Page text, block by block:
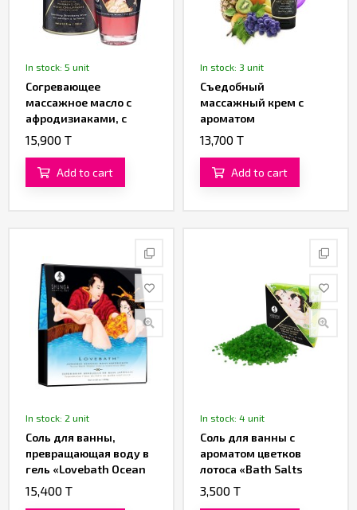
In stock: 5 unit
Согревающее
массажное масло с
афродизиаками, c
ароматом клубничного
вина от «SHUNGA» (100
ML)
15,900 T
Add to cart
In stock: 3 unit
Съедобный
массажный крем с
ароматом
экзотических фруктов
от «SHUNGA» (200 ML)
13,700 T
Add to cart
In stock: 2 unit
Cоль для ванны,
превращающая воду в
гель «Lovebath Ocean
temptation» от
«SHUNGA» (650 гр.)
15,400 T
In stock: 4 unit
Соль для ванны с
ароматом цветков
лотоса «Bath Salts
Lotus Flower» от
«SHUNGA» (75 гр.)
3,500 T